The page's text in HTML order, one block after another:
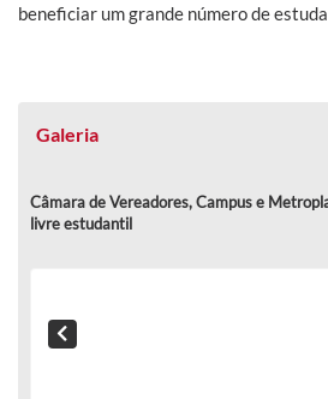
beneficiar um grande número de
Galeria
Câmara de Vereadores, Campus e
livre estudantil